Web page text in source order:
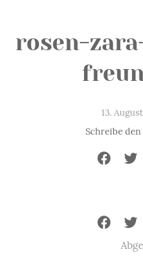
rosen-
13.
Schreibe